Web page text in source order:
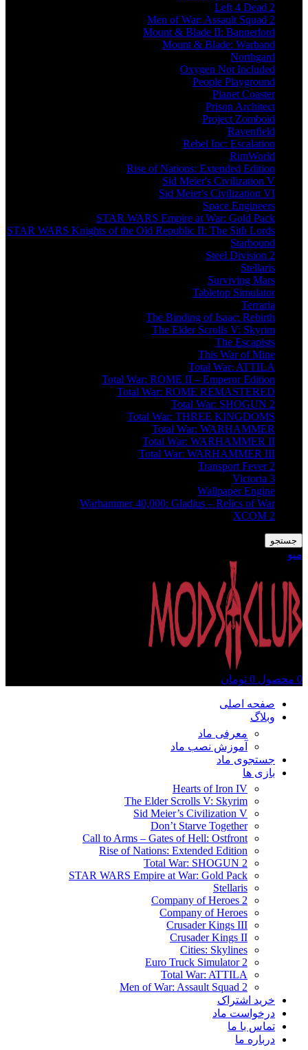
Left 4 Dead 2
Men of War: Assault Squad 2
Mount & Blade II: Bannerlord
Mount & Blade: Warband
Northgard
Oxygen Not Included
People Playground
Planet Coaster
Prison Architect
Project Zomboid
Ravenfield
Rebel Inc: Escalation
RimWorld
Rise of Nations: Extended Edition
Sid Meier's Civilization V
Sid Meier's Civilization VI
Space Engineers
STAR WARS Empire at War: Gold Pack
STAR WARS Knights of the Old Republic II: The Sith Lords
Starbound
Steel Division 2
Stellaris
Surviving Mars
Tabletop Simulator
Terraria
The Binding of Isaac: Rebirth
The Elder Scrolls V: Skyrim
The Escapists
This War of Mine
Total War: ATTILA
Total War: ROME II – Emperor Edition
Total War: ROME REMASTERED
Total War: SHOGUN 2
Total War: THREE KINGDOMS
Total War: WARHAMMER
Total War: WARHAMMER II
Total War: WARHAMMER III
Transport Fever 2
Victoria 3
Wallpaper Engine
Warhammer 40,000: Gladius – Relics of War
XCOM 2
جستجو
منو
0 محصول 0 تومان
صفحه اصلی
وبلاگ
معرفی ماد
آموزش نصب ماد
جستجوی ماد
بازی ها
Hearts of Iron IV
The Elder Scrolls V: Skyrim
Sid Meier’s Civilization V
Don’t Starve Together
Call to Arms – Gates of Hell: Ostfront
Rise of Nations: Extended Edition
Total War: SHOGUN 2
STAR WARS Empire at War: Gold Pack
Stellaris
Company of Heroes 2
Company of Heroes
Crusader Kings III
Crusader Kings II
Cities: Skylines
Euro Truck Simulator 2
Total War: ATTILA
Men of War: Assault Squad 2
خرید اشتراک
درخواست ماد
تماس با ما
درباره ما